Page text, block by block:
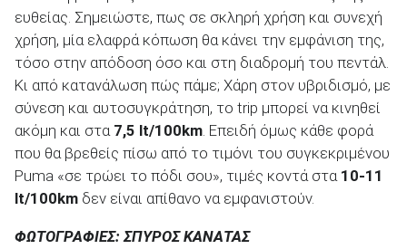
ευθείας. Σημειώστε, πως σε σκληρή χρήση και συνεχή
χρήση, μία ελαφρά κόπωση θα κάνει την εμφάνιση της,
τόσο στην απόδοση όσο και στη διαδρομή του πεντάλ.
Κι από κατανάλωση πώς πάμε; Χάρη στον υβριδισμό, με
σύνεση και αυτοσυγκράτηση, το trip μπορεί να κινηθεί
ακόμη και στα 7,5 lt/100km. Επειδή όμως κάθε φορά
που θα βρεθείς πίσω από το τιμόνι του συγκεκριμένου
Puma «σε τρώει το πόδι σου», τιμές κοντά στα 10-11
lt/100km δεν είναι απίθανο να εμφανιστούν.
ΦΩΤΟΓΡΑΦΙΕΣ: ΣΠΥΡΟΣ ΚΑΝΑΤΑΣ